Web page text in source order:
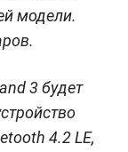
модели.
3 будет
4.2 LE,